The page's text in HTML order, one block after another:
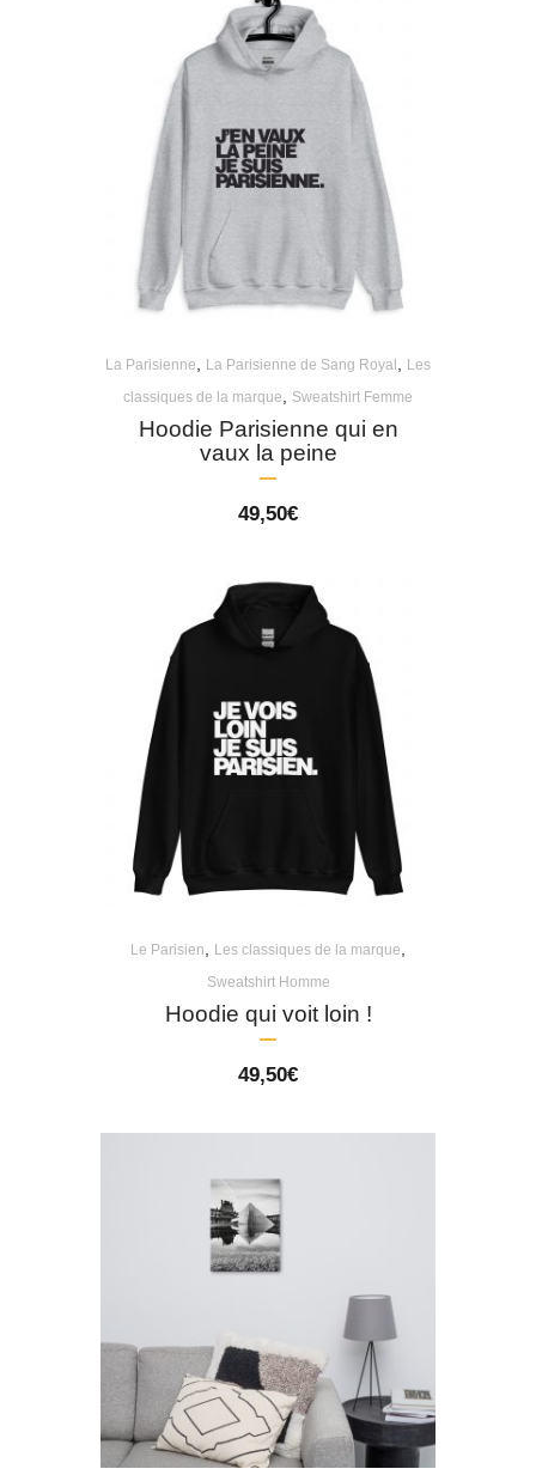
La Parisienne La Parisienne de Sang Royal
Les
classiques de la marque
Sweatshirt Femme
Hoodie Parisienne qui en
vaux la peine
49,50€
Le Parisien Les classiques de la marque
Sweatshirt Homme
Hoodie qui voit loin !
49,50€